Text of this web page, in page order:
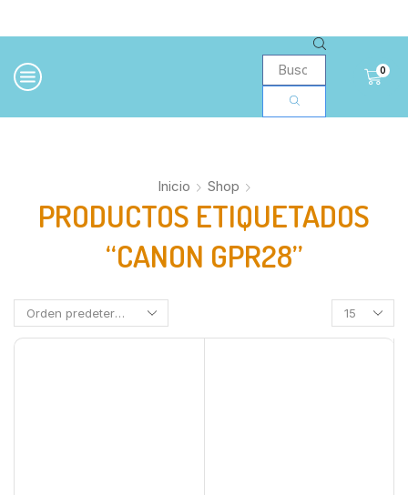
0
Inicio Shop
PRODUCTOS ETIQUETADOS
“CANON GPR28”